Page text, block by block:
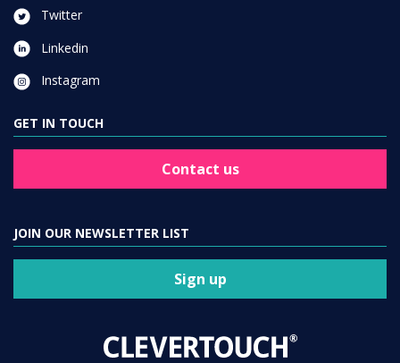
Twitter
Linkedin
Instagram
GET IN TOUCH
Contact us
JOIN OUR NEWSLETTER LIST
Sign up